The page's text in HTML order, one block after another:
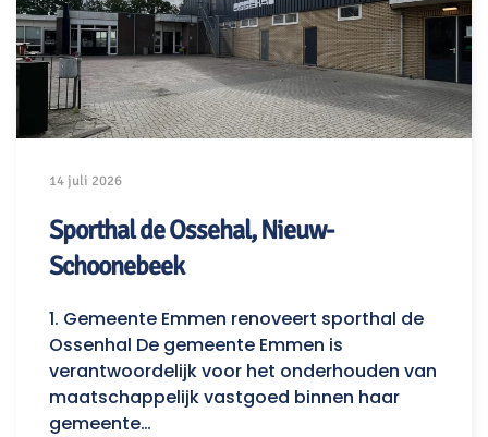
14 juli 2026
Sporthal de Ossehal, Nieuw-
Schoonebeek
1. Gemeente Emmen renoveert sporthal de
Ossenhal De gemeente Emmen is
verantwoordelijk voor het onderhouden van
maatschappelijk vastgoed binnen haar
gemeente…